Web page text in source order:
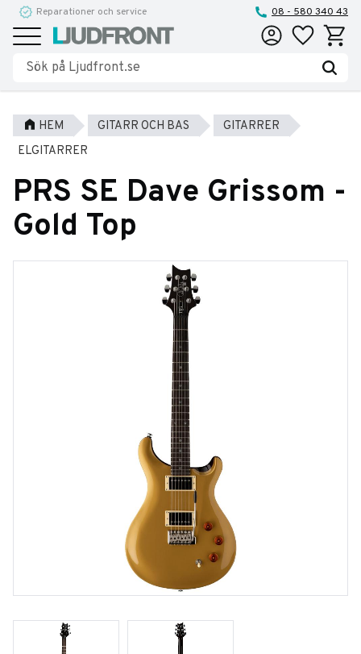
Meny
Reparationer och service 08 - 580 340 43
Favoriter
HEM GITARR OCH BAS
GITARRER
ELGITARRER
PRS SE Dave Grissom -
Gold Top